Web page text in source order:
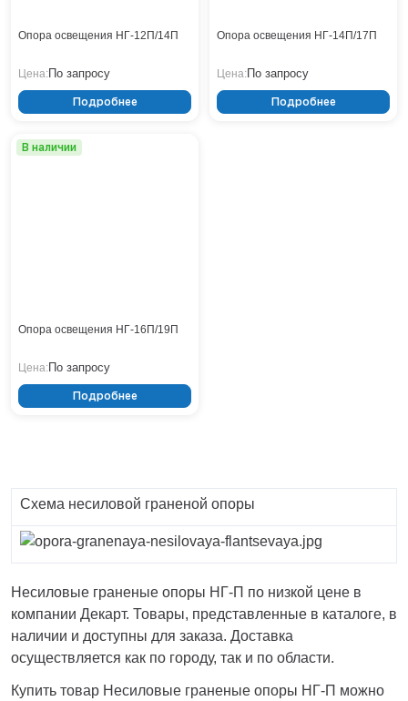
Опора освещения НГ-12П/14П
Цена:По запросу
Подробнее
Опора освещения НГ-14П/17П
Цена:По запросу
Подробнее
В наличии
Опора освещения НГ-16П/19П
Цена:По запросу
Подробнее
Схема несиловой граненой опоры
Несиловые граненые опоры НГ-П по низкой цене в
компании Декарт. Товары, представленные в каталоге, в
наличии и доступны для заказа. Доставка
осуществляется как по городу, так и по области.
Купить товар Несиловые граненые опоры НГ-П можно